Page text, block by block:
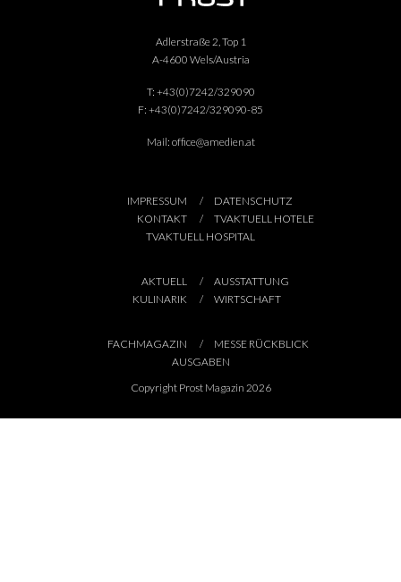
Adlerstraße 2, Top 1
A-4600 Wels/Austria
T: +43(0)7242/329090
F: +43(0)7242/329090-85
Mail: office@amedien.at
IMPRESSUM
DATENSCHUTZ
KONTAKT
TVAKTUELL HOTELE
TVAKTUELL HOSPITAL
AKTUELL
AUSSTATTUNG
KULINARIK
WIRTSCHAFT
FACHMAGAZIN
MESSE RÜCKBLICK
AUSGABEN
Copyright Prost Magazin 2026